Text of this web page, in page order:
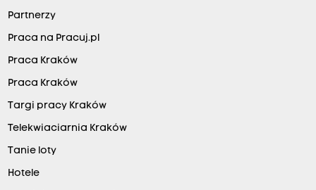
Partnerzy
Praca na Pracuj.pl
Praca Kraków
Praca Kraków
Targi pracy Kraków
Telekwiaciarnia Kraków
Tanie loty
Hotele